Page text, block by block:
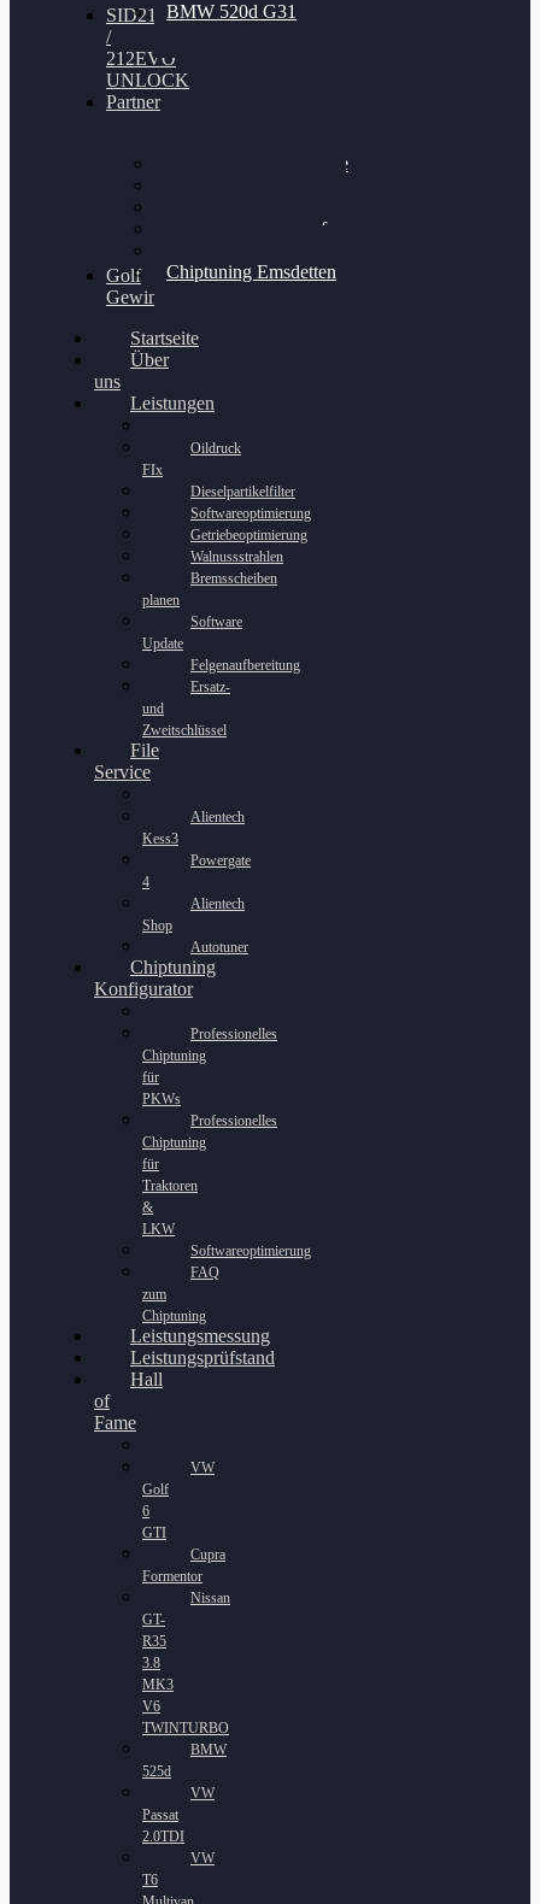
BMW 520d G31
SID212
/
212EVO
UNLOCK
Partner
Bilgenroth Performance
Chiptuning Schüttorf
Chiptuning Emsdetten
Golf
Gewinnspiel
Startseite
Über
uns
Leistungen
Oildruck
FIx
Dieselpartikelfilter
Softwareoptimierung
Getriebeoptimierung
Walnussstrahlen
Bremsscheiben
planen
Software
Update
Felgenaufbereitung
Ersatz-
und
Zweitschlüssel
File
Service
Alientech
Kess3
Powergate
4
Alientech
Shop
Autotuner
Chiptuning
Konfigurator
Professionelles
Chiptuning
für
PKWs
Professionelles
Chiptuning
für
Traktoren
&
LKW
Softwareoptimierung
FAQ
zum
Chiptuning
Leistungsmessung
Leistungsprüfstand
Hall
of
Fame
VW
Golf
6
GTI
Cupra
Formentor
Nissan
GT-
R35
3.8
MK3
V6
TWINTURBO
BMW
525d
VW
Passat
2.0TDI
VW
T6